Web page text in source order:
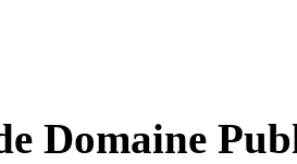
Domaine